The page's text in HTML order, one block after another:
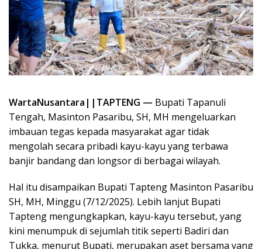
WartaNusantara||TAPTENG — Bupati Tapanuli
Tengah, Masinton Pasaribu, SH, MH mengeluarkan
imbauan tegas kepada masyarakat agar tidak
mengolah secara pribadi kayu-kayu yang terbawa
banjir bandang dan longsor di berbagai wilayah.
Hal itu disampaikan Bupati Tapteng Masinton Pasaribu
SH, MH, Minggu (7/12/2025). Lebih lanjut Bupati
Tapteng mengungkapkan, kayu-kayu tersebut, yang
kini menumpuk di sejumlah titik seperti Badiri dan
Tukka, menurut Bupati, merupakan aset bersama yang